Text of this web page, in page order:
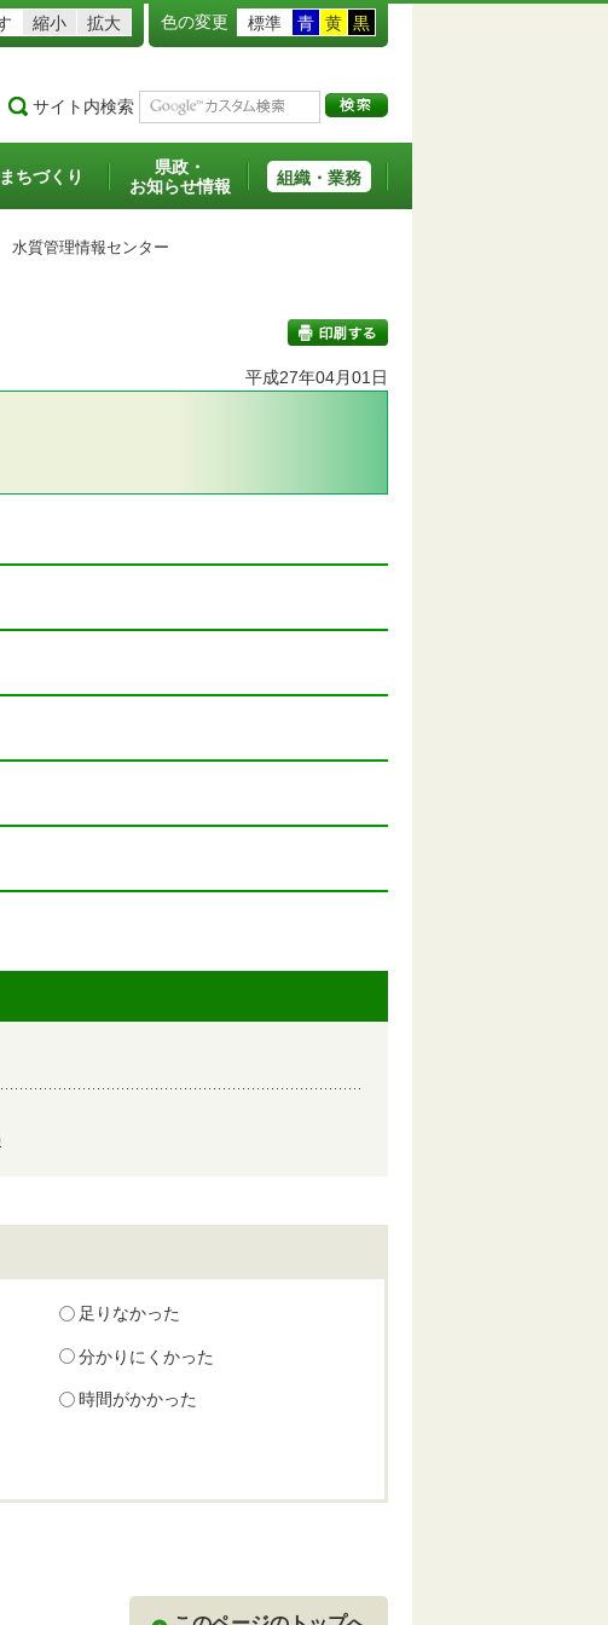
縮小 拡大 色の変更 標準 青 黄 黒
サイト内検索
まちづくり
県政・
お知らせ情報
組織・業務
水質管理情報センター
平成27年04月01日
足りなかった
分かりにくかった
時間がかかった